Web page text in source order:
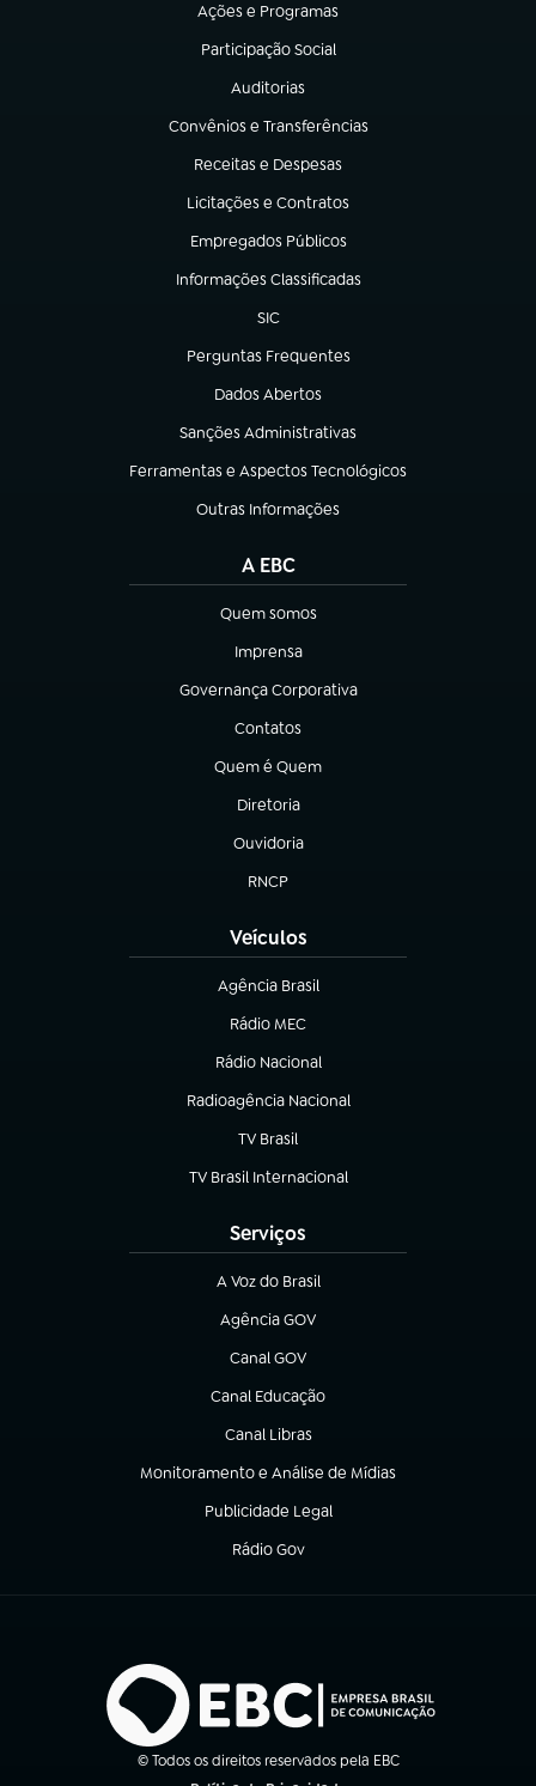
Ações e Programas
(abre em nova aba)
Participação Social
(abre em nova aba)
Auditorias
(abre em nova aba)
Convênios e Transferências
(abre em nova aba)
Receitas e Despesas
(abre em nova aba)
Licitações e Contratos
(abre em nova aba)
Empregados Públicos
(abre em nova aba)
Informações Classificadas
(abre em nova aba)
SIC
(abre em nova aba)
Perguntas Frequentes
(abre em nova aba)
Dados Abertos
(abre em nova aba)
Sanções Administrativas
(abre em nova aba)
Ferramentas e Aspectos Tecnológicos
(abre em nova aba)
Outras Informações
(abre em nova aba)
A EBC
Quem somos
(abre em nova aba)
Imprensa
(abre em nova aba)
Governança Corporativa
(abre em nova aba)
Contatos
(abre em nova aba)
Quem é Quem
(abre em nova aba)
Diretoria
(abre em nova aba)
Ouvidoria
(abre em nova aba)
RNCP
(abre em nova aba)
Veículos
Agência Brasil
(abre em nova aba)
Rádio MEC
(abre em nova aba)
Rádio Nacional
Radioagência Nacional
(abre em nova aba)
TV Brasil
(abre em nova aba)
TV Brasil Internacional
(abre em nova aba)
Serviços
A Voz do Brasil
(abre em nova aba)
Agência GOV
(abre em nova aba)
Canal GOV
(abre em nova aba)
Canal Educação
(abre em nova aba)
Canal Libras
(abre em nova aba)
Monitoramento e Análise de Mídias
(abre em nova aba)
Publicidade Legal
(abre em nova aba)
Rádio Gov
(abre em nova aba)
© Todos os direitos reservados pela EBC